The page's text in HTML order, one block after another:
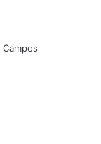
Campos